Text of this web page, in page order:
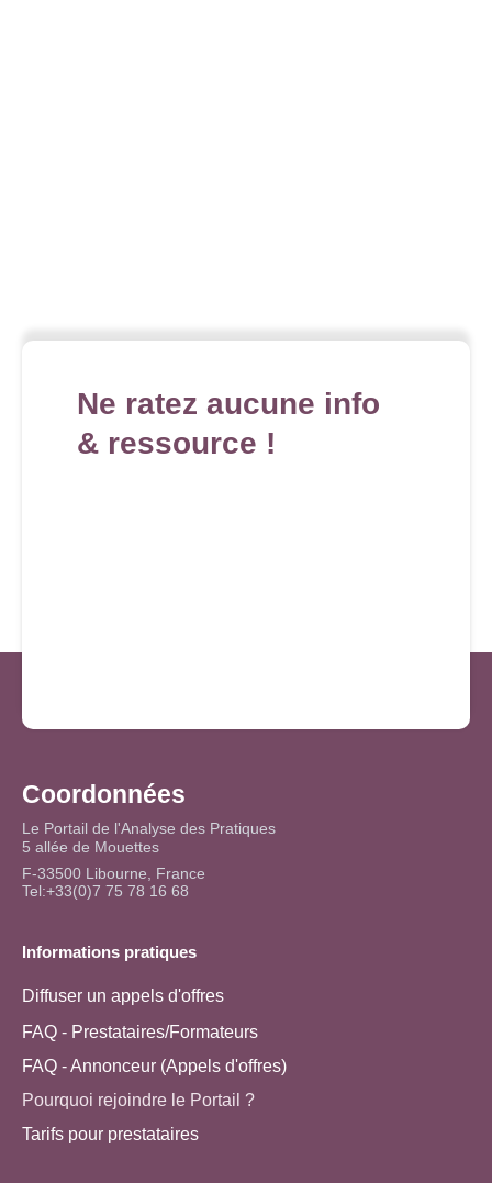
Ne ratez aucune info
& ressource !
Coordonnées
Le Portail de l'Analyse des Pratiques
5 allée de Mouettes
F-33500 Libourne, France
Tel:+33(0)7 75 78 16 68
Informations pratiques
Diffuser un appels d'offres
FAQ - Prestataires/Formateurs
FAQ - Annonceur (Appels d'offres)
Pourquoi rejoindre le Portail ?
Tarifs pour prestataires